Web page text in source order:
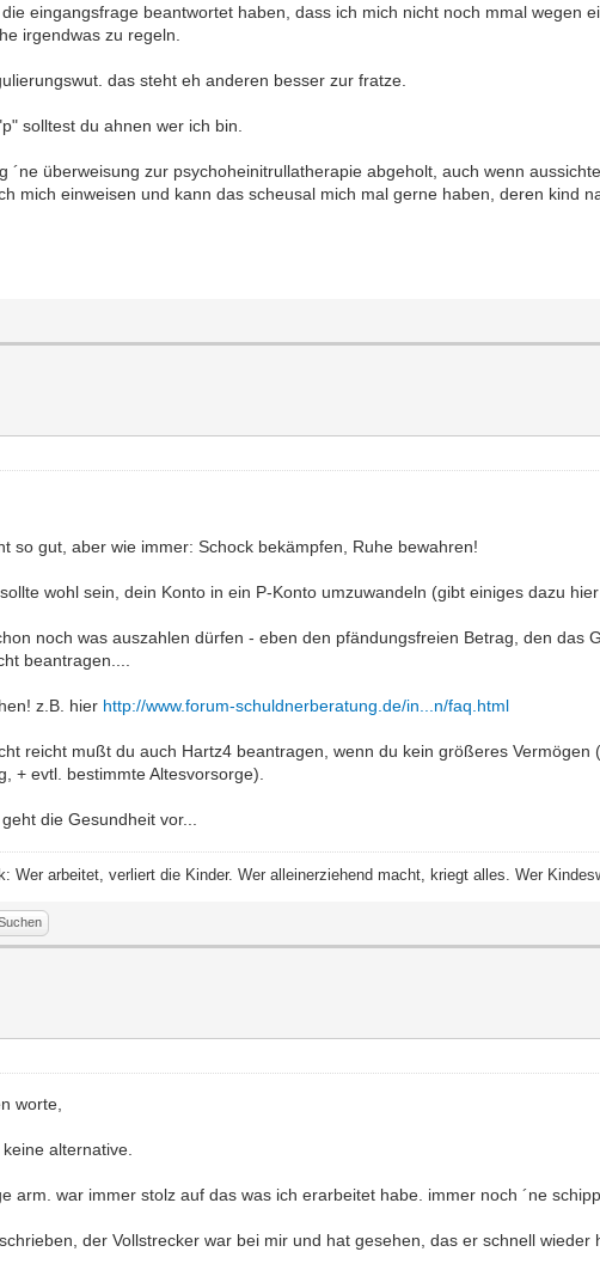
eingangsfrage beantwortet haben, dass ich mich nicht noch mmal wegen
irgendwas zu regeln.
das steht eh anderen besser zur fratze.
solltest du ahnen wer ich bin.
´ne überweisung zur psychoheinitrullatherapie abgeholt, auch wenn
mich einweisen und kann das scheusal mich mal gerne haben, deren kind
so gut, aber wie immer: Schock bekämpfen, Ruhe bewahren!
wohl sein, dein Konto in ein P-Konto umzuwandeln (gibt einiges dazu hier
noch was auszahlen dürfen - eben den pfändungsfreien Betrag, den
beantragen....
z.B. hier http://www.forum-schuldnerberatung.de/in...n/faq.html
reicht mußt du auch Hartz4 beantragen, wenn du kein größeres
+ evtl. bestimmte Altesvorsorge).
die Gesundheit vor...
Wer arbeitet, verliert die Kinder. Wer alleinerziehend macht, kriegt alles. Wer
worte,
alternative.
arm. war immer stolz auf das was ich erarbeitet habe. immer noch ´ne
der Vollstrecker war bei mir und hat gesehen, das er schnell wieder